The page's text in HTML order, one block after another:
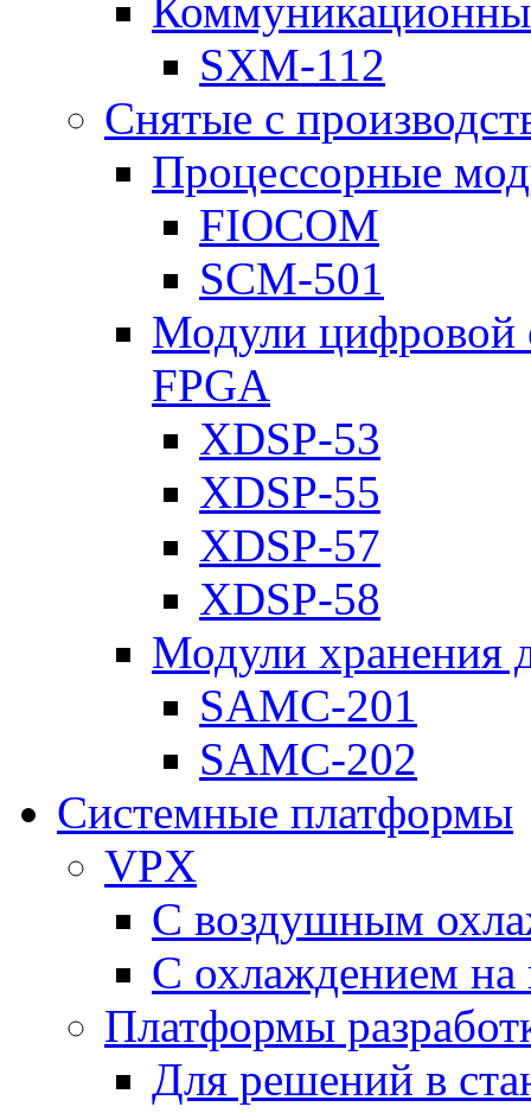
SXM-112
Снятые с
Процессорные
FIOCOM
SCM-501
Модули цифровой
FPGA
XDSP-53
XDSP-55
XDSP-57
XDSP-58
Модули хранения
SAMC-201
SAMC-202
Системные платформы
VPX
С воздушным
С охлаждением на
Платформы
Для решений в